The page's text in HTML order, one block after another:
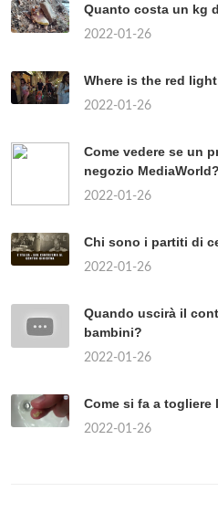
Quanto costa un kg
2022-01-26
Where is the red
2022-01-26
Come vedere se un
negozio MediaWorld?
2022-01-26
Chi sono i partiti di
2022-01-26
Quando uscirà il
bambini?
2022-01-26
Come si fa a togliere
2022-01-26